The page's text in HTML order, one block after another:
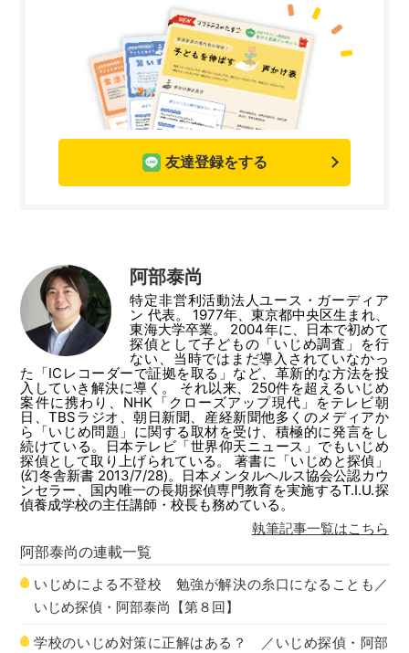
友達登録をする
阿部泰尚
特定非営利活動法人ユース・ガーディア
ン 代表。 1977年、東京都中央区生まれ、
東海大学卒業。 2004年に、日本で初めて
探偵として子どもの「いじめ調査」を行
ない、当時ではまだ導入されていなかっ
た「ICレコーダーで証拠を取る」など、革新的な方法を投
入していき解決に導く。 それ以来、250件を超えるいじめ
案件に携わり、NHK「クローズアップ現代」をテレビ朝
日、TBSラジオ、朝日新聞、産経新聞他多くのメディアか
ら「いじめ問題」に関する取材を受け、積極的に発言をし
続けている。日本テレビ「世界仰天ニュース」でもいじめ
探偵として取り上げられている。 著書に「いじめと探偵」
(幻冬舎新書 2013/7/28)。日本メンタルヘルス協会公認カウ
ンセラー、国内唯一の長期探偵専門教育を実施するT.I.U.探
偵養成学校の主任講師・校長も務めている。
執筆記事一覧はこちら
阿部泰尚の連載一覧
いじめによる不登校 勉強が解決の糸口になることも／
いじめ探偵・阿部泰尚【第８回】
学校のいじめ対策に正解はある？ ／いじめ探偵・阿部